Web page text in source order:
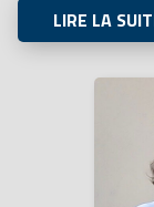
LIRE LA